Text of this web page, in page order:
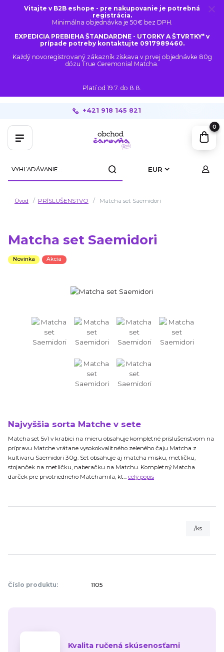
Vitajte v B2B eshope - pre nakupovanie je potrebná
registrácia.
Minimálna objednávka je 50€ bez DPH.
EXPEDICIA PREBIEHA ŠTANDARDNE - UTORKY A ŠTVRTKY* v
prípade potreby kontaktujte 0917989460.
Každý novoregistrovaný zákazník získava v prvej objednávke 80g
dózu True Ceremonial Matcha.
Platí od 19.7. do 8.8.
EUR
+421 918 145 821
0
Úvod PRÍSLUŠENSTVO Matcha set Saemidori
Matcha set Saemidori
Novinka Akcia
Najvyššia sorta Matche v sete
Matcha set 5v1 v krabici na mieru obsahuje kompletné príslušenstvom na
prípravu Matche vrátane vysokokvalitného zeleného čaju Matcha z
kultivaru Saemidori 30g. Set obsahuje aj matcha misku, metličku,
stojanček na metličku, naberačku na Matchu. Kompletný Matcha
darček pre prvotriedneho Matchamila, kt... celý popis
/ks
Číslo produktu: 1105
Kvalita ručená skúsenosťami